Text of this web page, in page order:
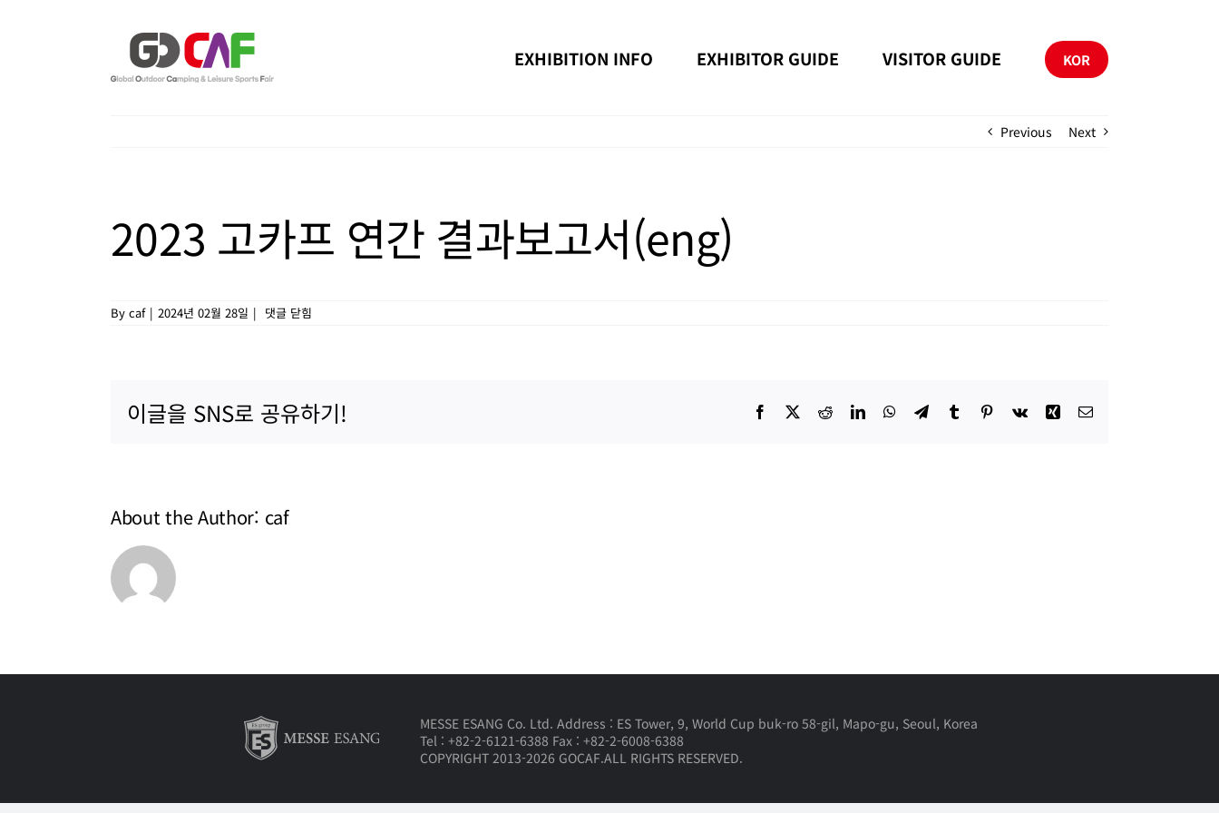
EXHIBITION INFO EXHIBITOR GUIDE VISITOR GUIDE KOR
Previous Next
2023 고카프 연간 결과보고서(eng)
By caf | 2024년 02월 28일 | 2023
과
보
댓글 닫힘
이글을 SNS로 공유하기! Facebook
X RedditLinkedInWhatsApp
TelegramTumblrPinterest
Vk Xing Email
About the Author: caf
MESSE ESANG Co. Ltd. Address : ES Tower, 9, World Cup buk-ro 58-gil, Mapo-gu, Seoul, Korea
Tel : +82-2-6121-6388 Fax : +82-2-6008-6388
COPYRIGHT 2013-2026 GOCAF.ALL RIGHTS RESERVED.